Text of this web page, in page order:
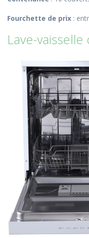
Fourchette de prix :
Lave-